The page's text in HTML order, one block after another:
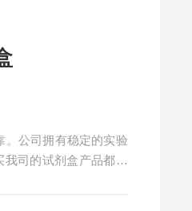
。公司拥有稳定的实验
司的试剂盒产品都可